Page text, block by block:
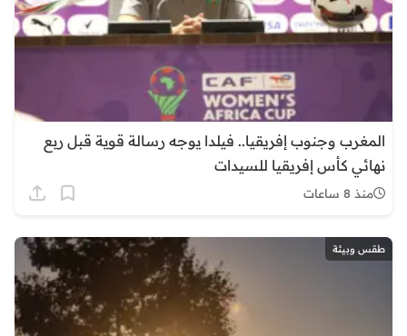
المغرب وجنوب إفريقيا.. فيلدا يوجه رسالة قوية قبل ربع
نهائي كأس إفريقيا للسيدات
منذ 8 ساعات
طقس وبيئة